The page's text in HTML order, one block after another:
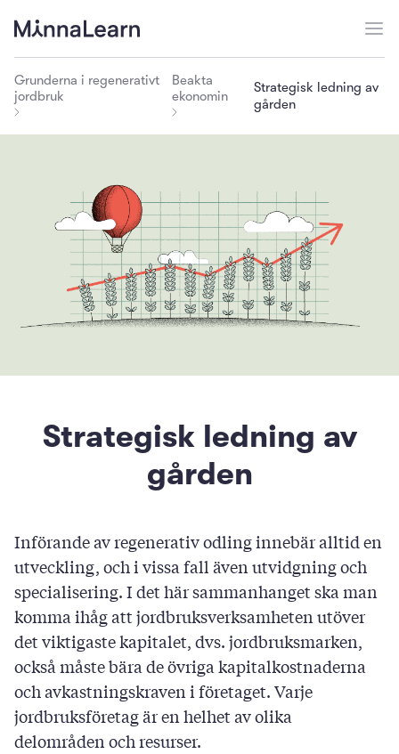
Grunderna i regenerativt
jordbruk
Beakta
ekonomin
Strategisk ledning av
gården
Strategisk ledning av
gården
Införande av regenerativ odling innebär alltid en
utveckling, och i vissa fall även utvidgning och
specialisering. I det här sammanhanget ska man
komma ihåg att jordbruksverksamheten utöver
det viktigaste kapitalet, dvs. jordbruksmarken,
också måste bära de övriga kapitalkostnaderna
och avkastningskraven i företaget. Varje
jordbruksföretag är en helhet av olika
delområden och resurser.